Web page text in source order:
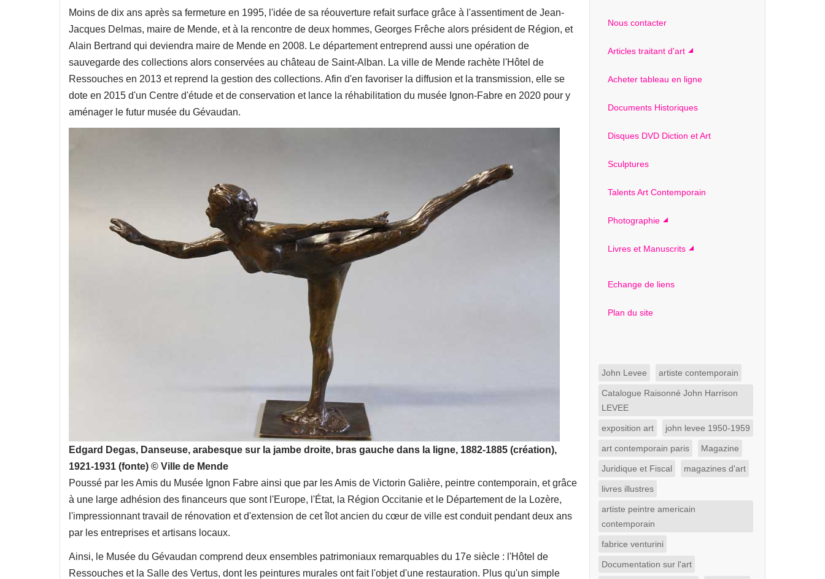
Moins de dix ans après sa fermeture en 1995, l'idée de sa réouverture refait surface grâce à l'assentiment de Jean-
Jacques Delmas, maire de Mende, et à la rencontre de deux hommes, Georges Frêche alors président de Région, et
Alain Bertrand qui deviendra maire de Mende en 2008. Le département entreprend aussi une opération de
sauvegarde des collections alors conservées au château de Saint-Alban. La ville de Mende rachète l'Hôtel de
Ressouches en 2013 et reprend la gestion des collections. Afin d'en favoriser la diffusion et la transmission, elle se
dote en 2015 d'un Centre d'étude et de conservation et lance la réhabilitation du musée Ignon-Fabre en 2020 pour y
aménager le futur musée du Gévaudan.
Edgard Degas, Danseuse, arabesque sur la jambe droite, bras gauche dans la ligne, 1882-1885 (création),
1921-1931 (fonte) © Ville de Mende
Poussé par les Amis du Musée Ignon Fabre ainsi que par les Amis de Victorin Galière, peintre contemporain, et grâce
à une large adhésion des financeurs que sont l'Europe, l'État, la Région Occitanie et le Département de la Lozère,
l'impressionnant travail de rénovation et d'extension de cet îlot ancien du cœur de ville est conduit pendant deux ans
par les entreprises et artisans locaux.
Ainsi, le Musée du Gévaudan comprend deux ensembles patrimoniaux remarquables du 17e siècle : l'Hôtel de
Ressouches et la Salle des Vertus, dont les peintures murales ont fait l'objet d'une restauration. Plus qu'un simple
Nous contacter
Articles traitant d'art
Acheter tableau en ligne
Documents Historiques
Disques DVD Diction et Art
Sculptures
Talents Art Contemporain
Photographie
Livres et Manuscrits
Echange de liens
Plan du site
John Levee artiste contemporain
Catalogue Raisonné John Harrison
LEVEE
exposition art john levee 1950-1959
art contemporain paris Magazine
Juridique et Fiscal magazines d'art
livres illustres
artiste peintre americain
contemporain
fabrice venturini
Documentation sur l'art